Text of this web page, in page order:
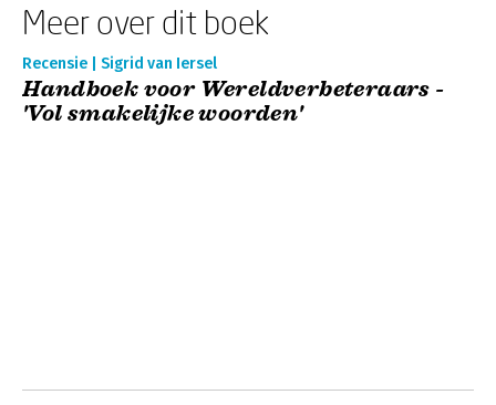
Meer over dit boek
Recensie | Sigrid van Iersel
Handboek voor Wereldverbeteraars -
'Vol smakelijke woorden'